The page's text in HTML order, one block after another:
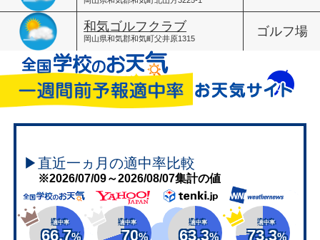
和気ゴルフクラブ
岡山県和気郡和気町父井原1315
ゴルフ場
▶直近一ヵ月の適中率比較
※2026/07/09～2026/08/07集計の値
適中率
66.7%
適中率
70%
適中率
63.3%
適中率
73.3%